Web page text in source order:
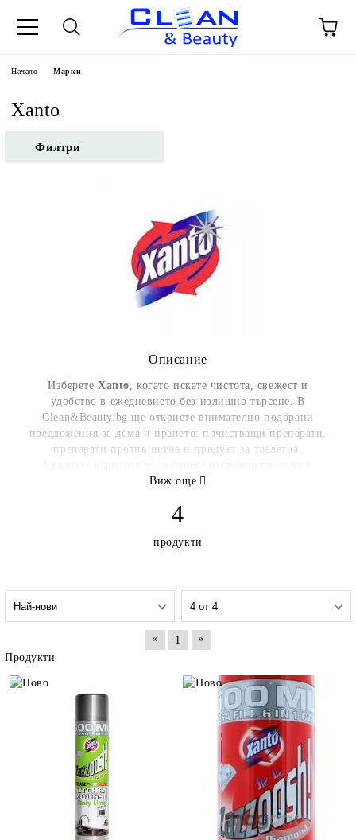
Начало Марки
Xanto
Филтри
Описание
ИзберетеXanto, когато искате чистота, свежест и
удобство в ежедневието без излишно търсене. В
Clean&Beauty.bg ще откриете внимателно подбрани
предложения за дома и прането: почистващи препарати,
препарати против петна и продукт за тоалетна.
количката и поръчайте онлайн само с няколко клика.
Клийн ЕООД
info@cleanandbeauty.bg
Виж още
4
продукти
« 1
»
Продукти